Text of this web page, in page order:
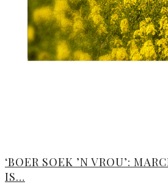
‘BOER SOEK ’N VROU’:
IS…